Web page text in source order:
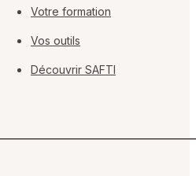
Votre formation
Vos outils
Découvrir SAFTI